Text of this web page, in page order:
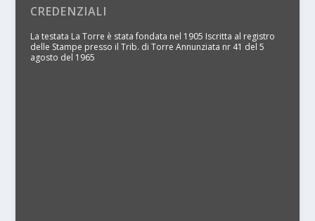
CREDENZIALI
La testata La Torre è stata fondata nel 1905 Iscritta al registro
delle Stampe presso il Trib. di Torre Annunziata nr 41 del 5
agosto del 1965